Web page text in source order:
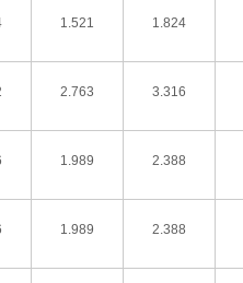
1.521 1.824
2.763 3.316
1.989 2.388
1.989 2.388